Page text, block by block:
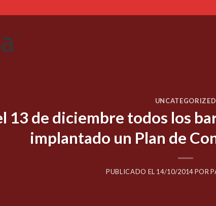
UNCATEGORIZED
13 de diciembre todos los
implantado un Plan de
PUBLICADO EL 14/10/2014POR